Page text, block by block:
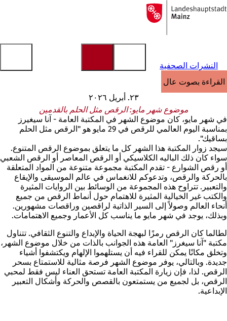
الانتقال إلى المحتوى
إلى
الصفحة
النشرات الصحفية
القراءة بصوت عالٍ
٢٣. أبريل ٢٠٢٦
موضوع شهر مايو: الرقص مثل الحلم بالقدمين
في شهر مايو، كان موضوع الشهر في المكتبة العامة - آنا سيغيرز
بمناسبة اليوم العالمي للرقص في 29 مايو هو "الرقص مثل الحلم
بساقيك".
سيجد زوار المكتبة هذا الشهر كل ما يتعلق بموضوع الرقص المتنوع.
سواء كان ذلك الباليه الكلاسيكي أو الرقص المعاصر أو الرقص الشعبي
أو رقص الشوارع - تقدم المكتبة مجموعة متنوعة من المواد المتعلقة
بالحركة والرقص، وتدعوكم للانغماس في عالم الموسيقى والإيقاع
والتعبير. تتراوح هذه المجموعة من الوسائط بين الروايات المثيرة
والكتب غير الخيالية المثيرة للاهتمام حول أنماط الرقص من جميع
أنحاء العالم وصولاً إلى السير الذاتية لراقصين وراقصات مشهورين.
وبذلك، يوجد في شهر مايو ما يناسب كل الأعمار وجميع الاهتمامات.
لطالما كان الرقص رمزًا لبهجة الحياة والإبداع والتنوع الثقافي. تتناول
مكتبة "آنا سيغرز" العامة هذه الجوانب بالذات من خلال موضوع الشهر،
وتخلق مكانًا يمكن للقراء فيه أن يستلهموا الإلهام ويكتشفوا أشياء
جديدة. وبالتالي، يوفر موضوع الشهر فرصة مثالية للاستمتاع بسحر
الرقص. لذا، فإن زيارة المكتبة العامة تستحق العناء ليس فقط لمحبي
الرقص، بل لجميع من يستمتعون بالقصص والحركة وأشكال التعبير
الإبداعية.